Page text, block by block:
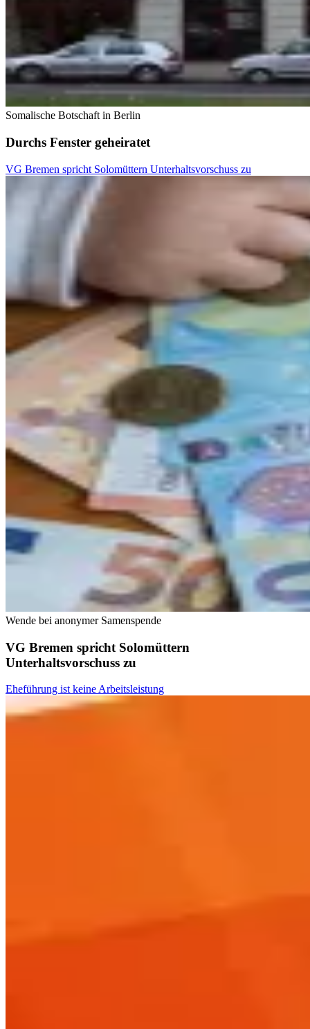
Somalische Botschaft in Berlin
Durchs Fenster geheiratet
VG Bremen spricht Solomüttern Unterhaltsvorschuss zu
Wende bei anonymer Samenspende
VG Bremen spricht Solomüttern
Unterhaltsvorschuss zu
Eheführung ist keine Arbeitsleistung